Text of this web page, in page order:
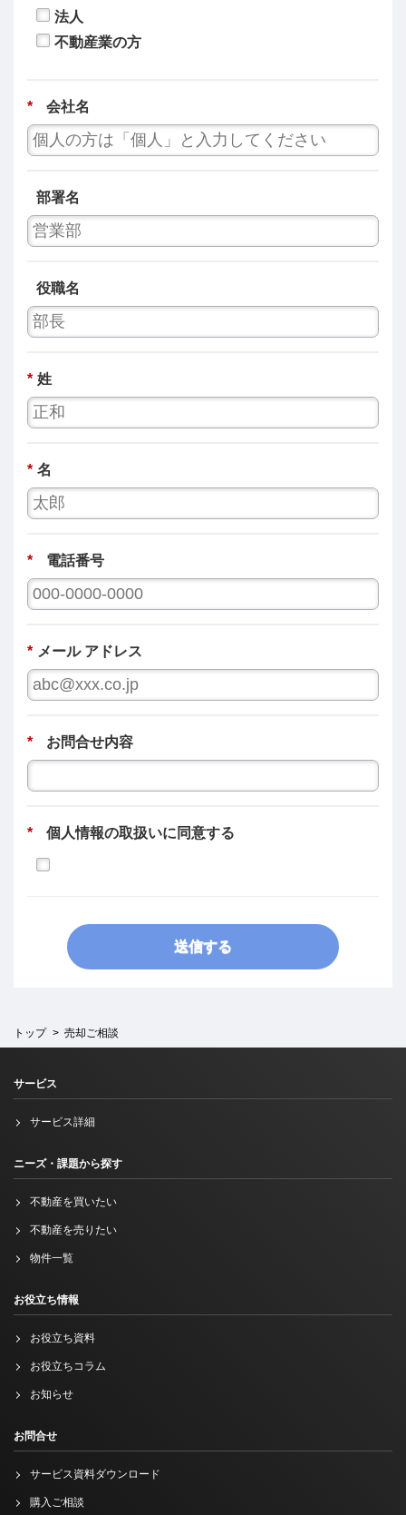
法人
不動産業の方
* 会社名
部署名
役職名
* 姓
* 名
* 電話番号
* メール アドレス
* お問合せ内容
* 個人情報の取扱いに同意する
送信する
トップ 売却ご相談
サービス
サービス詳細
ニーズ・課題から探す
不動産を買いたい
不動産を売りたい
物件一覧
お役立ち情報
お役立ち資料
お役立ちコラム
お知らせ
お問合せ
サービス資料ダウンロード
購入ご相談